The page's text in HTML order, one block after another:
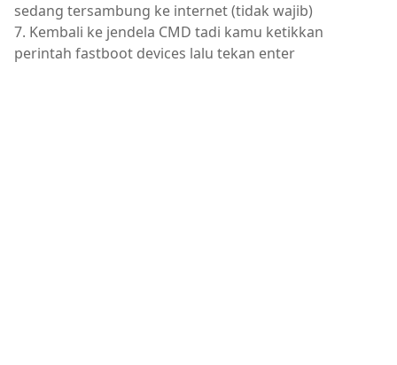
sedang tersambung ke internet (tidak wajib)
7. Kembali ke jendela CMD tadi kamu ketikkan
perintah fastboot devices lalu tekan enter